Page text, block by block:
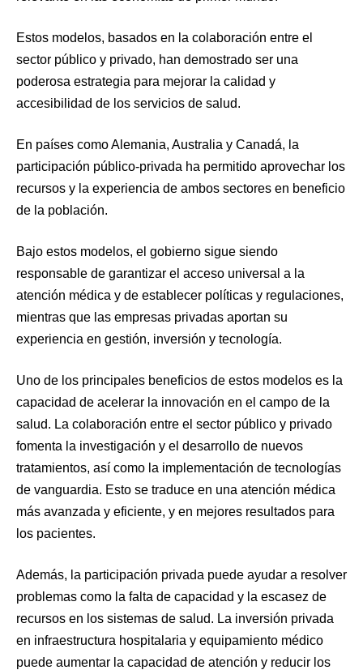
Estos modelos, basados en la colaboración entre el
sector público y privado, han demostrado ser una
poderosa estrategia para mejorar la calidad y
accesibilidad de los servicios de salud.
En países como Alemania, Australia y Canadá, la
participación público-privada ha permitido aprovechar los
recursos y la experiencia de ambos sectores en beneficio
de la población.
Bajo estos modelos, el gobierno sigue siendo
responsable de garantizar el acceso universal a la
atención médica y de establecer políticas y regulaciones,
mientras que las empresas privadas aportan su
experiencia en gestión, inversión y tecnología.
Uno de los principales beneficios de estos modelos es la
capacidad de acelerar la innovación en el campo de la
salud. La colaboración entre el sector público y privado
fomenta la investigación y el desarrollo de nuevos
tratamientos, así como la implementación de tecnologías
de vanguardia. Esto se traduce en una atención médica
más avanzada y eficiente, y en mejores resultados para
los pacientes.
Además, la participación privada puede ayudar a resolver
problemas como la falta de capacidad y la escasez de
recursos en los sistemas de salud. La inversión privada
en infraestructura hospitalaria y equipamiento médico
puede aumentar la capacidad de atención y reducir los